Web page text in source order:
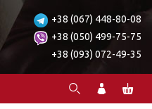
+38 (067) 448-80-08
+38 (050) 499-75-75
+38 (093) 072-49-35